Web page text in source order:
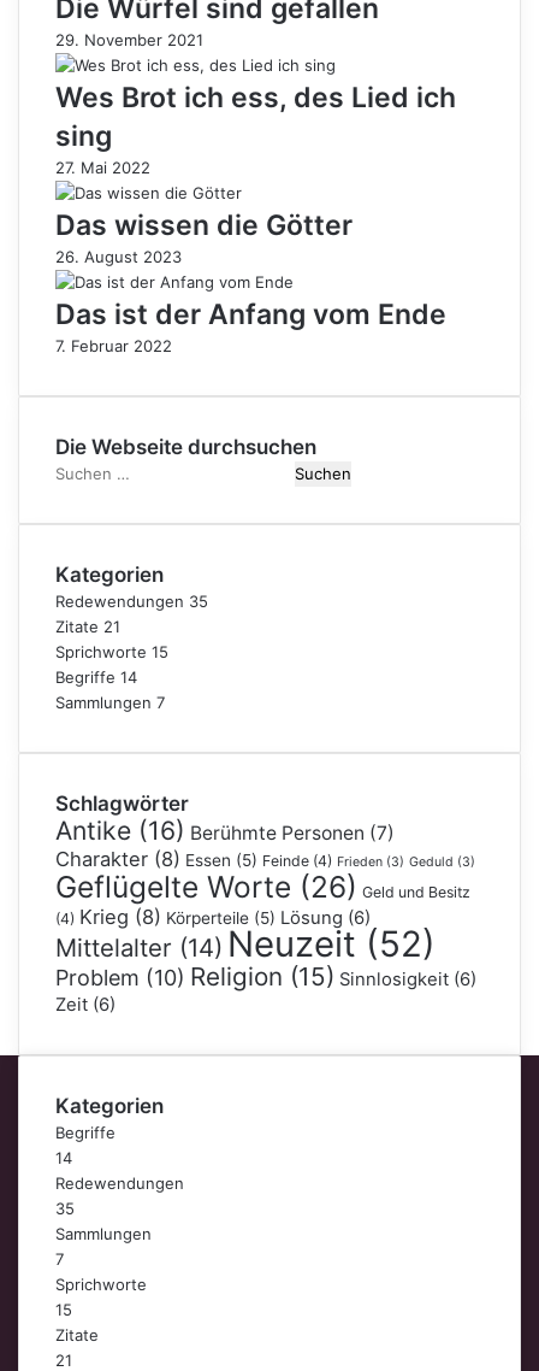
Die Würfel sind gefallen
29. November 2021
Wes Brot ich ess, des Lied ich
sing
27. Mai 2022
Das wissen die Götter
26. August 2023
Das ist der Anfang vom Ende
7. Februar 2022
Die Webseite durchsuchen
Suchen
Kategorien
Redewendungen 35
Zitate 21
Sprichworte 15
Begriffe 14
Sammlungen 7
Schlagwörter
Antike (16) Berühmte Personen (7)
Charakter (8) Essen (5) Feinde (4) Frieden (3) Geduld (3)
Geflügelte Worte (26) Geld und Besitz
(4) Krieg (8) Körperteile (5) Lösung (6)
Mittelalter (14) Neuzeit (52)
Problem (10) Religion (15) Sinnlosigkeit (6)
Zeit (6)
Kategorien
Begriffe
14
Redewendungen
35
Sammlungen
7
Sprichworte
15
Zitate
21